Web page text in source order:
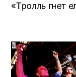
«Тролль гнет